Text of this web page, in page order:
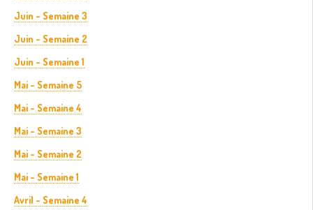
Juin - Semaine 3
Juin - Semaine 2
Juin - Semaine 1
Mai - Semaine 5
Mai - Semaine 4
Mai - Semaine 3
Mai - Semaine 2
Mai - Semaine 1
Avril - Semaine 4